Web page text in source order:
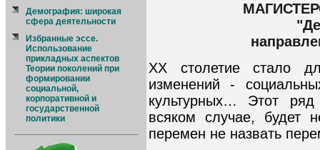
Демография: широкая
сфера деятельности
Избранные эссе.
Использование
прикладных аспектов
Теории поколений при
формировании
социальной,
корпоративной и
государственной
политики
ХХ столетие стало
изменений -
культурных… Этот
всяком случае, будет
перемен не назвать